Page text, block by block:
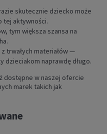
skutecznie dziecko może
tej aktywności.
tym większa szansa na
trwałych materiałów —
dzieciakom naprawdę długo.
dostępne w naszej ofercie
marek takich jak